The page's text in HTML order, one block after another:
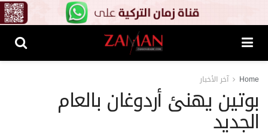
Home آخر الأخبار
بوتين يهنئ أردوغان بالعام
الجديد